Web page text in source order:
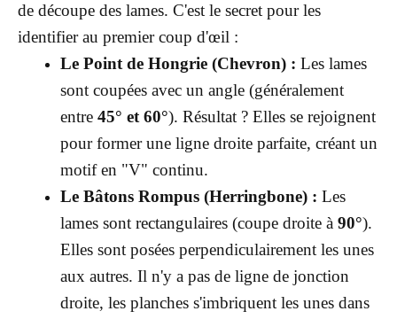
de découpe des lames. C'est le secret pour les
identifier au premier coup d'œil :
Le Point de Hongrie (Chevron) : Les lames
sont coupées avec un angle (généralement
entre 45° et 60°). Résultat ? Elles se rejoignent
pour former une ligne droite parfaite, créant un
motif en "V" continu.
Le Bâtons Rompus (Herringbone) : Les
lames sont rectangulaires (coupe droite à 90°).
Elles sont posées perpendiculairement les unes
aux autres. Il n'y a pas de ligne de jonction
droite, les planches s'imbriquent les unes dans